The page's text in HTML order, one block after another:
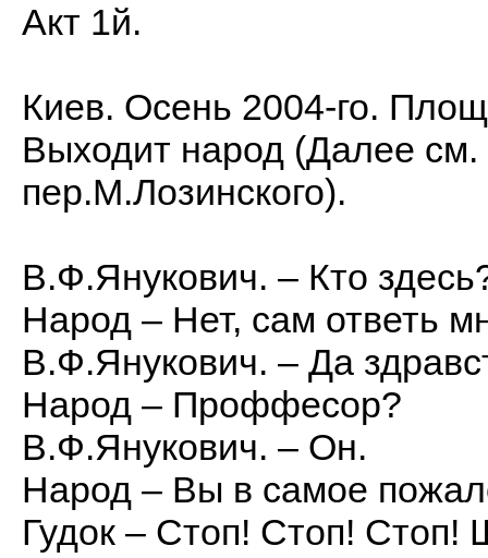
Акт 1й.
Киев. Осень 2004-го.
Выходит народ (Далее см.
пер.М.Лозинского).
В.Ф.Янукович. – Кто
Народ – Нет, сам ответь
В.Ф.Янукович. – Да
Народ – Проффесор?
В.Ф.Янукович. – Он.
Народ – Вы в самое
Гудок – Стоп! Стоп! Стоп!